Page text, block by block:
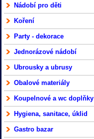
Nádobí pro děti
Koření
Party - dekorace
Jednorázové nádobí
Ubrousky a ubrusy
Obalové materiály
Koupelnové a wc doplňky
Hygiena, sanitace, úklid
Gastro bazar